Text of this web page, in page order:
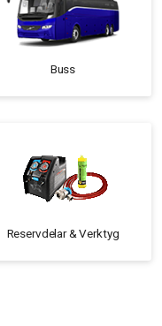
Buss
Reservdelar & Verktyg